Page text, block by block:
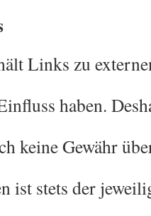
Links zu
haben.
keine Gewähr
ist stets der